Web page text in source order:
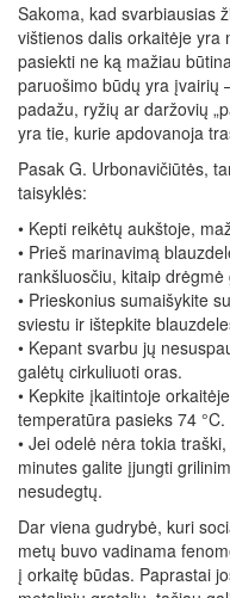
Sakoma, kad svarbiausias
vištienos dalis orkaitėje yra
pasiekti ne ką mažiau
paruošimo būdų yra įvairių
padažu, ryžių ar daržovių
yra tie, kurie apdovanoja
Pasak G. Urbonavičiūtės,
taisyklės:
• Kepti reikėtų aukštoje,
• Prieš marinavimą
rankšluosčiu, kitaip
• Prieskonius sumaišykite
sviestu ir ištepkite
• Kepant svarbu jų
galėtų cirkuliuoti oras.
• Kepkite įkaitintoje
temperatūra pasieks 74 °C.
• Jei odelė nėra tokia
minutes galite įjungti
nesudegtų.
Dar viena gudrybė, kuri
metų buvo vadinama
į orkaitę būdas. Paprastai